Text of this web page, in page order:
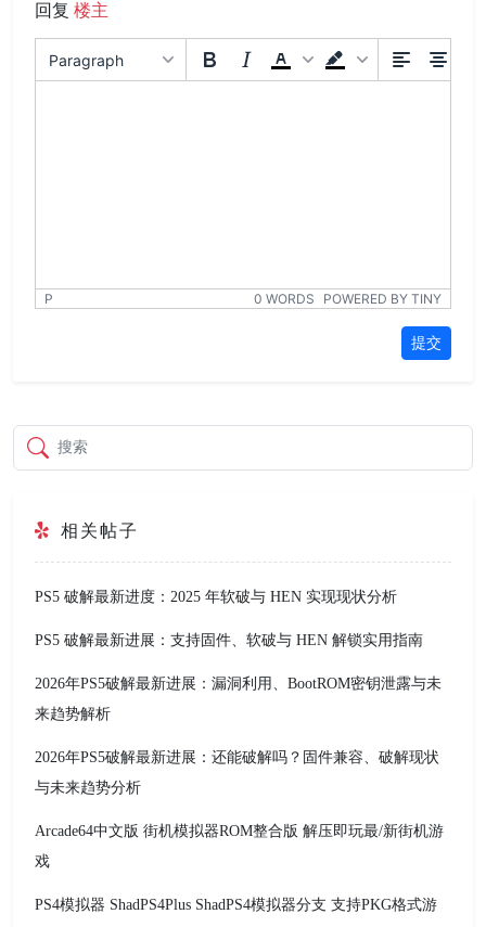
回复 楼主
Paragraph
P 0 WORDS POWERED BY TINY
提交
搜索
相关帖子
PS5 破解最新进度：2025 年软破与 HEN 实现现状分析
PS5 破解最新进展：支持固件、软破与 HEN 解锁实用指南
2026年PS5破解最新进展：漏洞利用、BootROM密钥泄露与未
来趋势解析
2026年PS5破解最新进展：还能破解吗？固件兼容、破解现状
与未来趋势分析
Arcade64中文版 街机模拟器ROM整合版 解压即玩最/新街机游
戏
PS4模拟器 ShadPS4Plus ShadPS4模拟器分支 支持PKG格式游